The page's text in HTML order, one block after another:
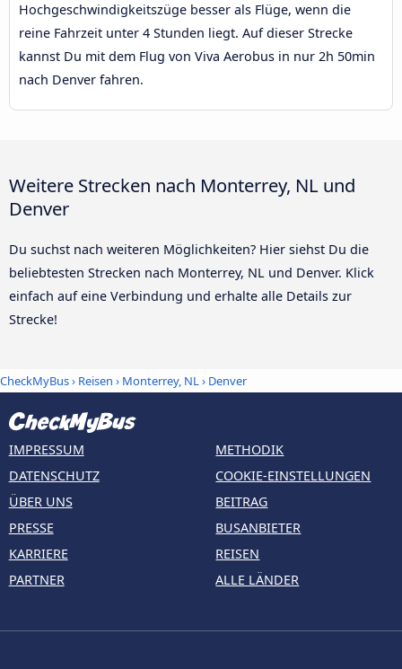
Hochgeschwindigkeitszüge besser als Flüge, wenn die
reine Fahrzeit unter 4 Stunden liegt. Auf dieser Strecke
kannst Du mit dem Flug von Viva Aerobus in nur 2h 50min
nach Denver fahren.
Weitere Strecken nach Monterrey, NL und
Denver
Du suchst nach weiteren Möglichkeiten? Hier siehst Du die
beliebtesten Strecken nach Monterrey, NL und Denver. Klick
einfach auf eine Verbindung und erhalte alle Details zur
Strecke!
CheckMyBus› Reisen › Monterrey, NL› Denver
IMPRESSUM
DATENSCHUTZ
ÜBER UNS
PRESSE
KARRIERE
PARTNER
METHODIK
COOKIE-EINSTELLUNGEN
BEITRAG
BUSANBIETER
REISEN
ALLE LÄNDER